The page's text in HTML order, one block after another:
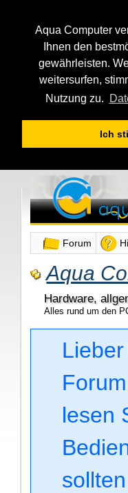
Aqua Computer
Ihnen den
gewährleisten.
weitersurfen,
Nutzung zu.
Ich
Forum
Aqua
Hardware,
Alles rund um den
lesen